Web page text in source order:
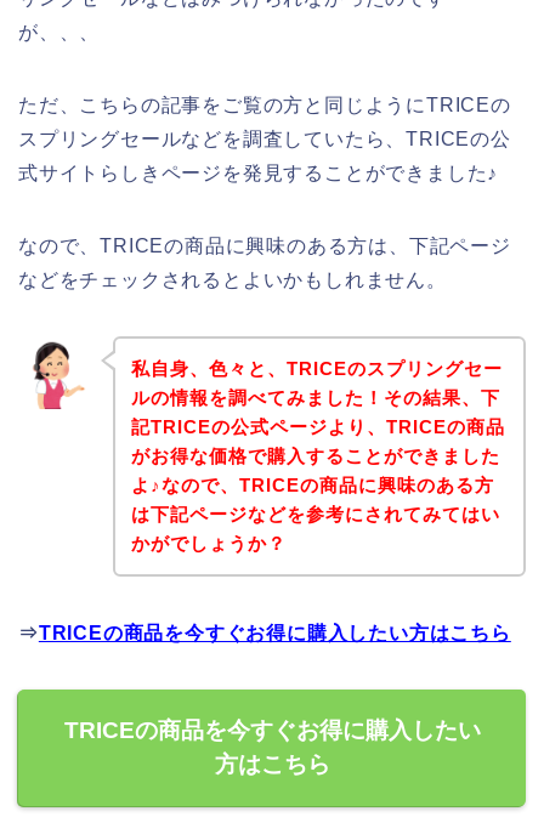
が、、、
ただ、こちらの記事をご覧の方と同じようにTRICEの
スプリングセールなどを調査していたら、TRICEの公
式サイトらしきページを発見することができました♪
なので、TRICEの商品に興味のある方は、下記ページ
などをチェックされるとよいかもしれません。
私自身、色々と、TRICEのスプリングセー
ルの情報を調べてみました！その結果、下
記TRICEの公式ページより、TRICEの商品
がお得な価格で購入することができました
よ♪なので、TRICEの商品に興味のある方
は下記ページなどを参考にされてみてはい
かがでしょうか？
⇒TRICEの商品を今すぐお得に購入したい方はこちら
TRICEの商品を今すぐお得に購入したい
方はこちら